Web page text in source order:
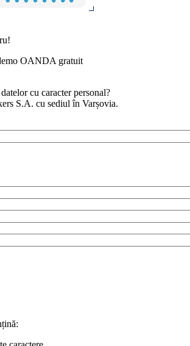
OANDA gratuit
cu caracter personal?
S.A. cu sediul în Varșovia.